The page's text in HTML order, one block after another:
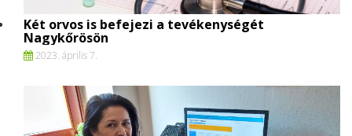
Két orvos is befejezi a tevékenységét
Nagykőrösön
2023. április 7.